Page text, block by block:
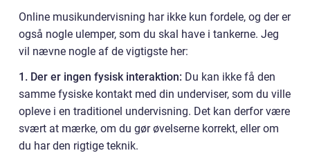
Online musikundervisning har ikke kun fordele, og der er
også nogle ulemper, som du skal have i tankerne. Jeg
vil nævne nogle af de vigtigste her:
1. Der er ingen fysisk interaktion: Du kan ikke få den
samme fysiske kontakt med din underviser, som du ville
opleve i en traditionel undervisning. Det kan derfor være
svært at mærke, om du gør øvelserne korrekt, eller om
du har den rigtige teknik.